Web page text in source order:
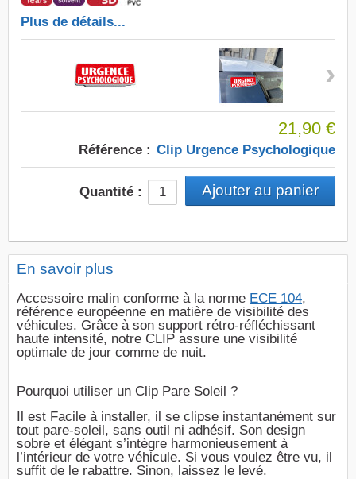
Plus de détails...
›
21,90 €
Référence : Clip Urgence Psychologique
Quantité :
En savoir plus
Accessoire malin conforme à la norme ECE 104,
référence européenne en matière de visibilité des
véhicules. Grâce à son support rétro-réfléchissant
haute intensité, notre CLIP assure une visibilité
optimale de jour comme de nuit.
Pourquoi utiliser un Clip Pare Soleil ?
Il est Facile à installer, il se clipse instantanément sur
tout pare-soleil, sans outil ni adhésif. Son design
sobre et élégant s’intègre harmonieusement à
l’intérieur de votre véhicule. Si vous voulez être vu, il
suffit de le rabattre. Sinon, laissez le levé.